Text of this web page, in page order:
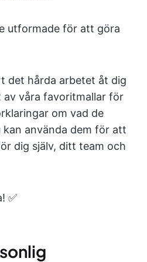
utformade för att göra
det hårda arbetet åt dig
av våra favoritmallar för
om vad de
kan använda dem för att
dig själv, ditt team och
✅